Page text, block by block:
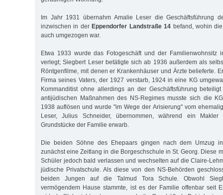
Im Jahr 1931 übernahm Amalie Leser die Geschäftsführung
inzwischen in derEppendorfer Landstraße 14 befand, wohin
auch umgezogen war.
Etwa 1933 wurde das Fotogeschäft und der Familienwohnsitz
verlegt; Siegbert Leser betätigte sich ab 1936 außerdem als
Röntgenfilme, mit denen er Krankenhäuser und Ärzte belieferte.
Firma seines Vaters, der 1927 verstarb, 1924 in eine KG
Kommanditist ohne allerdings an der Geschäftsführung
antijüdischen Maßnahmen des NS-Regimes musste sich die
1938 auflösen und wurde "im We­ge der Arisierung" vom
Leser, Julius Schneider, übernommen, während ein
Grundstücke der Familie erwarb.
Die beiden Söhne des Ehepaars gingen nach dem Umzug
zunächst eine Zeitlang in die Borgeschschule in St. Georg. Diese
Schüler jedoch bald verlassen und wechselten auf die Claire-
jüdische Privatschule. Als diese von den NS-Behörden
beiden Jungen auf die Talmud Tora Schule. Obwohl
vermögendem Hause stammte, ist es der Familie offenbar seit